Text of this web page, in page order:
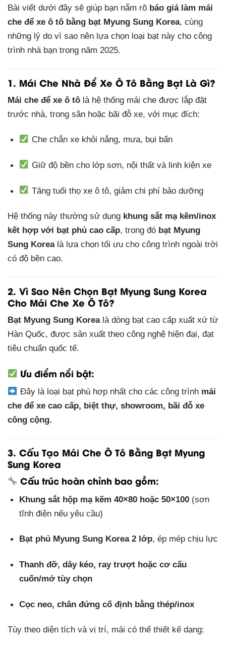
Bài viết dưới đây sẽ giúp bạn nắm rõ báo giá làm mái
che để xe ô tô bằng bạt Myung Sung Korea, cùng
những lý do vì sao nên lựa chọn loại bạt này cho công
trình nhà bạn trong năm 2025.
1. Mái Che Nhà Để Xe Ô Tô Bằng Bạt Là Gì?
Mái che để xe ô tô là hệ thống mái che được lắp đặt
trước nhà, trong sân hoặc bãi đỗ xe, với mục đích:
Che chắn xe khỏi nắng, mưa, bụi bẩn
Giữ độ bền cho lớp sơn, nội thất và linh kiện xe
Tăng tuổi thọ xe ô tô, giảm chi phí bảo dưỡng
Hệ thống này thường sử dụng khung sắt mạ kẽm/inox
kết hợp với bạt phủ cao cấp, trong đó bạt Myung
Sung Korealà lựa chọn tối ưu cho công trình ngoài trời
có độ bền cao.
2. Vì Sao Nên Chọn Bạt Myung Sung Korea
Cho Mái Che Xe Ô Tô?
Bạt Myung Sung Korealà dòng bạt cao cấp xuất xứ từ
Hàn Quốc, được sản xuất theo công nghệ hiện đại, đạt
tiêu chuẩn quốc tế.
Ưu điểm nổi bật:
Đây là loại bạt phù hợp nhất cho các công trình mái
che để xe cao cấp, biệt thự, showroom, bãi đỗ xe
công cộng.
3. Cấu Tạo Mái Che Ô Tô Bằng Bạt Myung
Sung Korea
Cấu trúc hoàn chỉnh bao gồm:
Khung sắt hộp mạ kẽm 40×80 hoặc 50×100(sơn
tĩnh điện nếu yêu cầu)
Bạt phủ Myung Sung Korea 2 lớp, ép mép chịu lực
Thanh đỡ, dây kéo, ray trượt hoặc cơ cấu
cuốn/mở tùy chọn
Cọc neo, chân đứng cố định bằng thép/inox
Tùy theo diện tích và vị trí, mái có thể thiết kế dạng: